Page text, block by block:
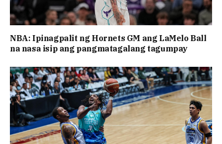
NBA: Ipinagpalit ng Hornets GM ang LaMelo Ball
na nasa isip ang pangmatagalang tagumpay